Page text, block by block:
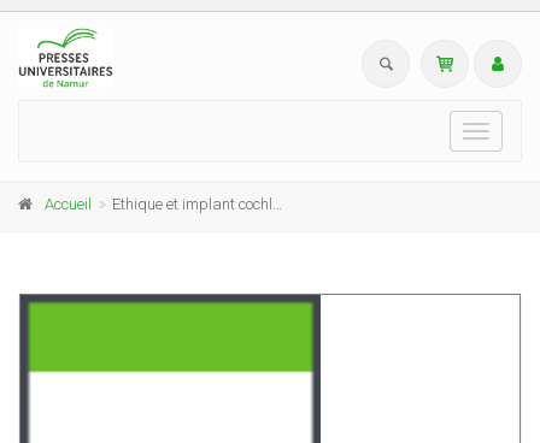
Toggle
Accueil Ethique et implant cochléaire